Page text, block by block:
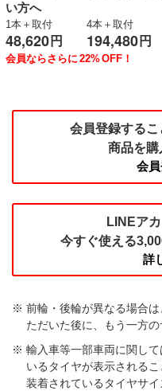
い方へ
1本＋取付
48,620 円
4本＋取付
194,480 円
会員ならさらに22%OFF！
会員登録するこ
商品を購
会
LINEア
今すぐ使える
詳
前輪・後輪が異なる場合
ただいた後に、もう一方
輸入車等一部車両に関し
いるタイヤが表示される
装着されているタイヤサイ